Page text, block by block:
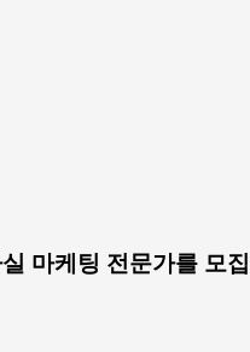
마케팅 전문가를 모